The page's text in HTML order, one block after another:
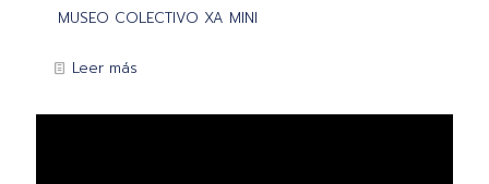
MUSEO COLECTIVO XA MINI
Leer más